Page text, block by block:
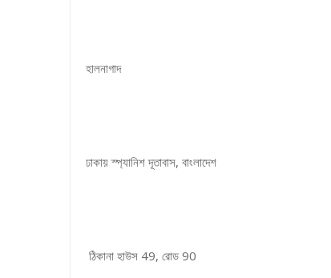
হালনাগাদ
ঢাকায় স্প্যানিশ দূতাবাস, বাংলাদেশ
ঠিকানা হাউস 49, রোড 90